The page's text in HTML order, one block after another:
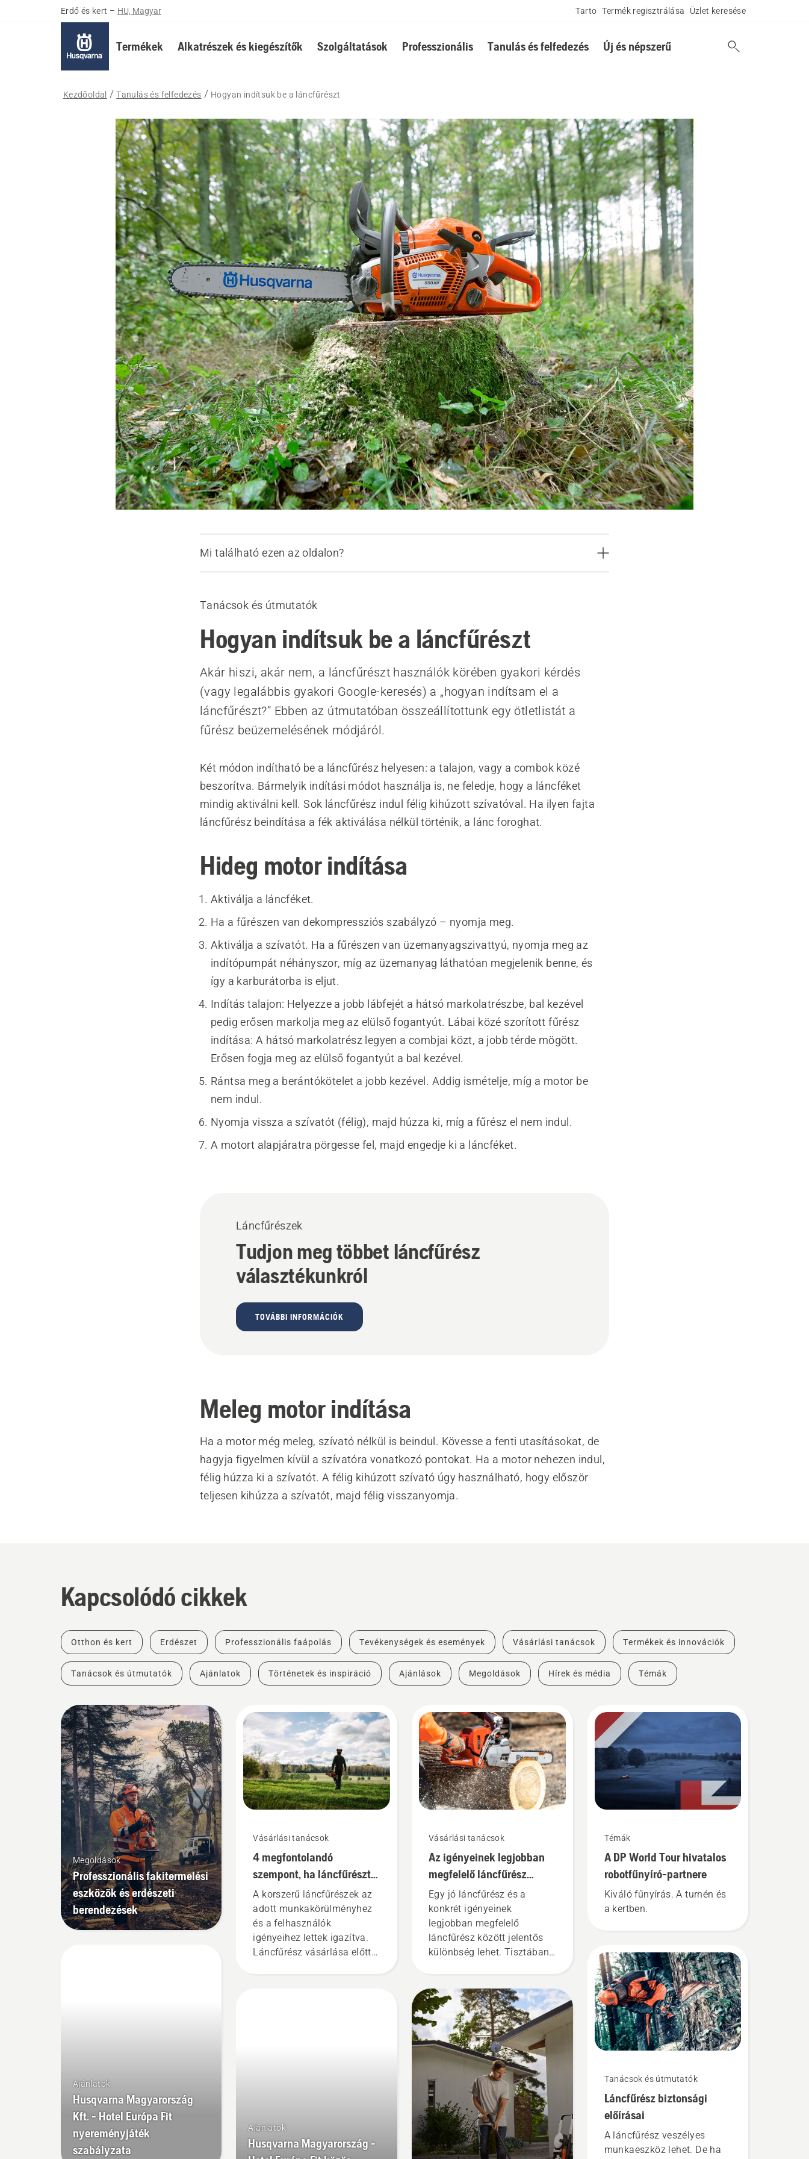
Erdő és kert – HU, Magyar Tarto Termék regisztrálása Üzlet keresése
Termékek Alkatrészek és kiegészítők Szolgáltatások Professzionális Tanulás és felfedezés Új és népszerű
Kezdőoldal Tanulás és felfedezés Hogyan indítsuk be a láncfűrészt
Mi található ezen az oldalon?
Hideg motor indítása
Ajánlott termékek
Tanácsok és útmutatók
Hogyan indítsuk be a láncfűrészt
Akár hiszi, akár nem, a láncfűrészt használók körében gyakori kérdés
(vagy legalábbis gyakori Google-keresés) a „hogyan indítsam el a
láncfűrészt?” Ebben az útmutatóban összeállítottunk egy ötletlistát a
fűrész beüzemelésének módjáról.
Két módon indítható be a láncfűrész helyesen: a talajon, vagy a combok közé
beszorítva. Bármelyik indítási módot használja is, ne feledje, hogy a láncféket
mindig aktiválni kell. Sok láncfűrész indul félig kihúzott szívatóval. Ha ilyen fajta
láncfűrész beindítása a fék aktiválása nélkül történik, a lánc foroghat.
Hideg motor indítása
Aktiválja a láncféket.
Ha a fűrészen van dekompressziós szabályzó – nyomja meg.
Aktiválja a szívatót. Ha a fűrészen van üzemanyagszivattyú, nyomja meg az
indítópumpát néhányszor, míg az üzemanyag láthatóan megjelenik benne, és
így a karburátorba is eljut.
Indítás talajon: Helyezze a jobb lábfejét a hátsó markolatrészbe, bal kezével
pedig erősen markolja meg az elülső fogantyút. Lábai közé szorított fűrész
indítása: A hátsó markolatrész legyen a combjai közt, a jobb térde mögött.
Erősen fogja meg az elülső fogantyút a bal kezével.
Rántsa meg a berántókötelet a jobb kezével. Addig ismételje, míg a motor be
nem indul.
Nyomja vissza a szívatót (félig), majd húzza ki, míg a fűrész el nem indul.
A motort alapjáratra pörgesse fel, majd engedje ki a láncféket.
Láncfűrészek
Tudjon meg többet láncfűrész
választékunkról
TOVÁBBI INFORMÁCIÓK
Meleg motor indítása
Ha a motor még meleg, szívató nélkül is beindul. Kövesse a fenti utasításokat, de
hagyja figyelmen kívül a szívatóra vonatkozó pontokat. Ha a motor nehezen indul,
félig húzza ki a szívatót. A félig kihúzott szívató úgy használható, hogy először
teljesen kihúzza a szívatót, majd félig visszanyomja.
Kapcsolódó cikkek
Otthon és kert Erdészet Professzionális faápolás Tevékenységek és események Vásárlási tanácsok Termékek és innovációk
Tanácsok és útmutatók Ajánlatok Történetek és inspiráció Ajánlások Megoldások Hírek és média Témák
Megoldások
Professzionális fakitermelési
eszközök és erdészeti
berendezések
Ajánlatok
Husqvarna Magyarország
Kft. - Hotel Európa Fit
nyereményjáték
szabályzata
Vásárlási tanácsok
4 megfontolandó
szempont, ha láncfűrészt
vásárol
A korszerű láncfűrészek az
adott munkakörülményhez
és a felhasználók
igényeihez lettek igazítva.
Láncfűrész vásárlása előtt
Ajánlatok
Husqvarna Magyarország -
Vásárlási tanácsok
Az igényeinek legjobban
megfelelő láncfűrész
kiválasztása
Egy jó láncfűrész és a
konkrét igényeinek
legjobban megfelelő
láncfűrész között jelentős
különbség lehet. Tisztában
legmegfelelőbb láncfűrész
kiválasztásakor.
Témák
A DP World Tour hivatalos
robotfűnyíró-partnere
Kiváló fűnyírás. A turnén és
a kertben.
Tanácsok és útmutatók
Láncfűrész biztonsági
előírásai
A láncfűrész veszélyes
munkaeszköz lehet. De ha